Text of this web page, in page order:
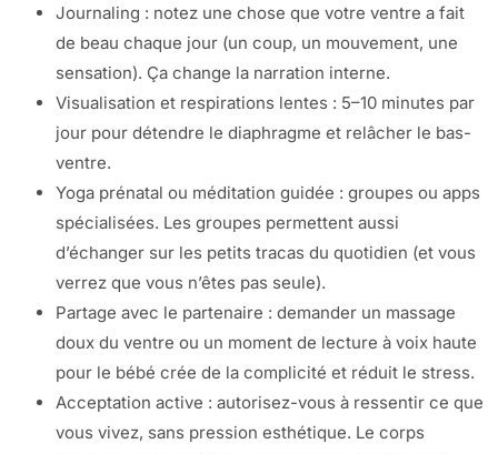
Journaling : notez une chose que votre ventre a fait
de beau chaque jour (un coup, un mouvement, une
sensation). Ça change la narration interne.
Visualisation et respirations lentes : 5–10 minutes par
jour pour détendre le diaphragme et relâcher le bas-
ventre.
Yoga prénatal ou méditation guidée : groupes ou apps
spécialisées. Les groupes permettent aussi
d’échanger sur les petits tracas du quotidien (et vous
verrez que vous n’êtes pas seule).
Partage avec le partenaire : demander un massage
doux du ventre ou un moment de lecture à voix haute
pour le bébé crée de la complicité et réduit le stress.
Acceptation active : autorisez-vous à ressentir ce que
vous vivez, sans pression esthétique. Le corps